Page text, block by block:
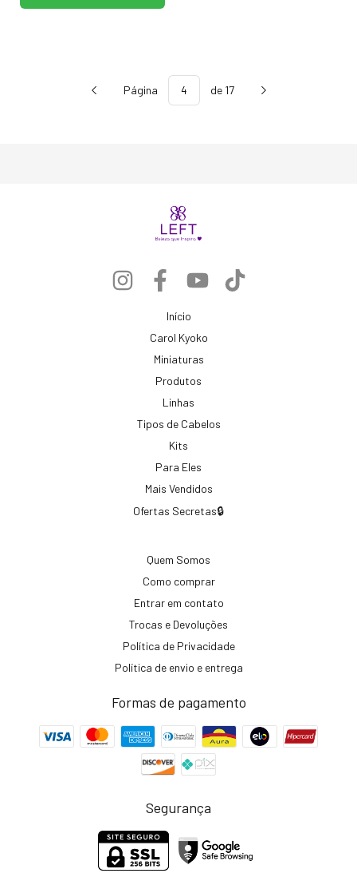
Página de 17
Início
Carol Kyoko
Miniaturas
Produtos
Linhas
Tipos de Cabelos
Kits
Para Eles
Mais Vendidos
Ofertas Secretas🔒
Quem Somos
Como comprar
Entrar em contato
Trocas e Devoluções
Política de Privacidade
Política de envio e entrega
Formas de pagamento
Segurança